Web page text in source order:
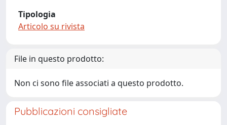
Tipologia
Articolo su rivista
File in questo prodotto:
Non ci sono file associati a questo prodotto.
Pubblicazioni consigliate